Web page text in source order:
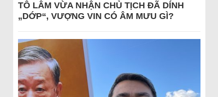
TÔ LÂM VỪA NHẬN CHỦ TỊCH ĐÃ DÍNH
„DỚP“, VƯỢNG VIN CÓ ÂM MƯU GÌ?